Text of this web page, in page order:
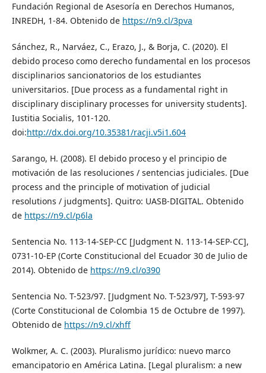
Fundación Regional de Asesoría en Derechos Humanos,
INREDH, 1-84. Obtenido de https://n9.cl/3pva
Sánchez, R., Narváez, C., Erazo, J., & Borja, C. (2020). El
debido proceso como derecho fundamental en los procesos
disciplinarios sancionatorios de los estudiantes
universitarios. [Due process as a fundamental right in
disciplinary disciplinary processes for university students].
Iustitia Socialis, 101-120.
doi:http://dx.doi.org/10.35381/racji.v5i1.604
Sarango, H. (2008). El debido proceso y el principio de
motivación de las resoluciones / sentencias judiciales. [Due
process and the principle of motivation of judicial
resolutions / judgments]. Quitro: UASB-DIGITAL. Obtenido
de https://n9.cl/p6la
Sentencia No. 113-14-SEP-CC [Judgment N. 113-14-SEP-CC],
0731-10-EP (Corte Constitucional del Ecuador 30 de Julio de
2014). Obtenido de https://n9.cl/o390
Sentencia No. T-523/97. [Judgment No. T-523/97], T-593-97
(Corte Constitucional de Colombia 15 de Octubre de 1997).
Obtenido de https://n9.cl/xhff
Wolkmer, A. C. (2003). Pluralismo jurídico: nuevo marco
emancipatorio en América Latina. [Legal pluralism: a new